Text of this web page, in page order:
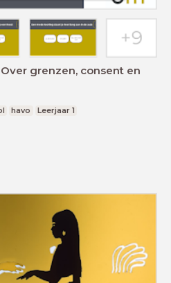
Over grenzen, consent en
havo Leerjaar 1